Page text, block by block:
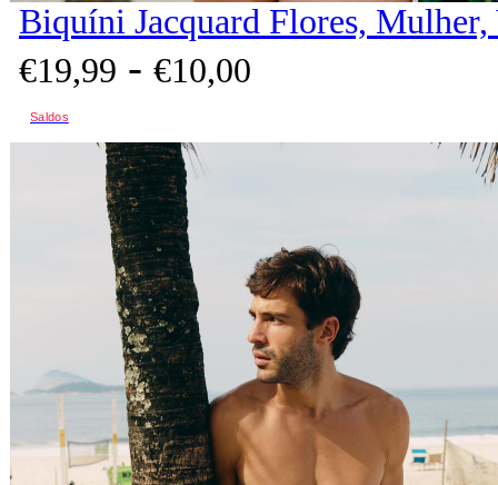
Biquíni Jacquard Flores, Mulher,
€19,99 - €10,00
Saldos